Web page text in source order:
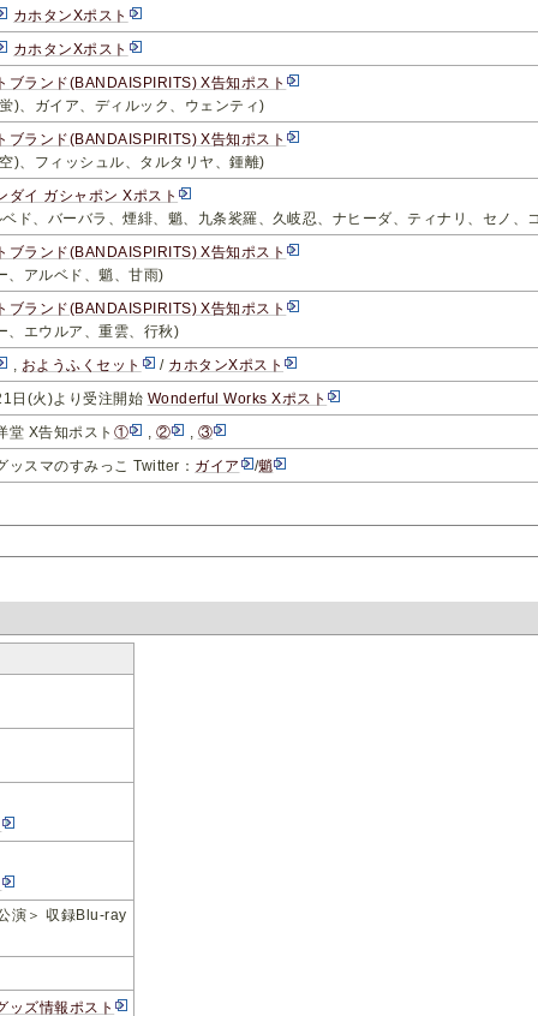
カホタンXポスト
カホタンXポスト
ブランド(BANDAISPIRITS) X告知ポスト
)、ガイア、ディルック、ウェンティ)
ブランド(BANDAISPIRITS) X告知ポスト
)、フィッシュル、タルタリヤ、鍾離)
ダイ ガシャポン Xポスト
ド、バーバラ、煙緋、魈、九条裟羅、久岐忍、ナヒーダ、ティナリ、セノ、
ブランド(BANDAISPIRITS) X告知ポスト
、アルベド、魈、甘雨)
ブランド(BANDAISPIRITS) X告知ポスト
、エウルア、重雲、行秋)
おようふくセット / カホタンXポスト
日(火)より受注開始 Wonderful Works Xポスト
堂 X告知ポスト ① ②
③
ッスマのすみっこ Twitter： ガイア /魈
演＞ 収録Blu-ray
ッズ情報ポスト